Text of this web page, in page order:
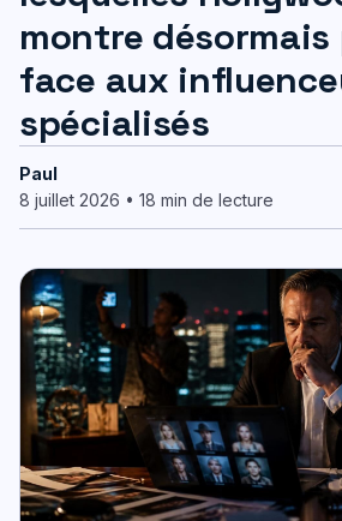
montre
face aux
spécialisés
Paul
8 juillet 2026 • 18 min de lecture